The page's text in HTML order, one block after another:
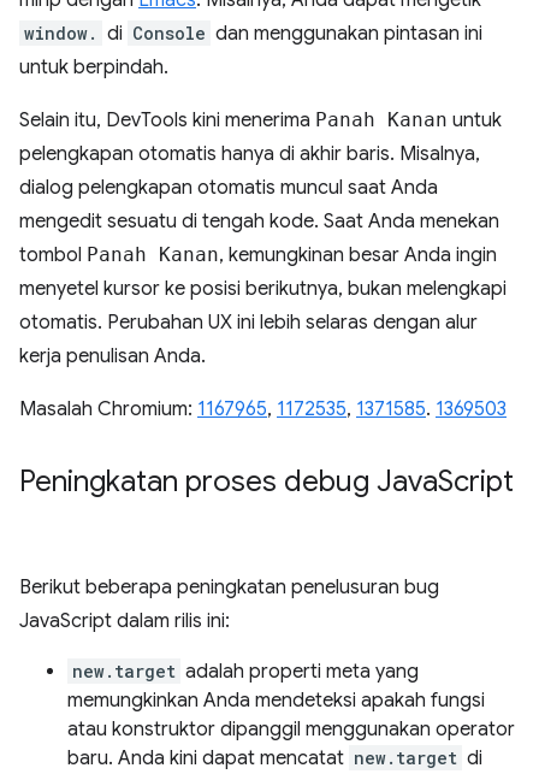
window. di Console dan menggunakan pintasan ini
untuk berpindah.
Selain itu, DevTools kini menerima Panah Kanan untuk
pelengkapan otomatis hanya di akhir baris. Misalnya,
dialog pelengkapan otomatis muncul saat Anda
mengedit sesuatu di tengah kode. Saat Anda menekan
tombol Panah Kanan, kemungkinan besar Anda ingin
menyetel kursor ke posisi berikutnya, bukan melengkapi
otomatis. Perubahan UX ini lebih selaras dengan alur
kerja penulisan Anda.
Masalah Chromium: 1167965, 1172535, 1371585. 1369503
Peningkatan proses debug JavaScript
Berikut beberapa peningkatan penelusuran bug
JavaScript dalam rilis ini:
new.target adalah properti meta yang
memungkinkan Anda mendeteksi apakah fungsi
atau konstruktor dipanggil menggunakan operator
baru. Anda kini dapat mencatat new.target di